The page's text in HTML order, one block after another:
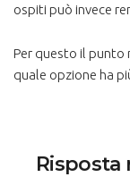
ospiti può invece
Per questo il punto
quale opzione ha